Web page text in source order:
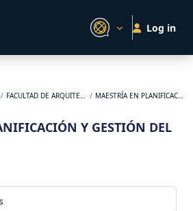
Log in
FACULTAD DE ARQUITECTURA, DISEÑO Y URBANISMO MAESTRÍA EN PLANIFICACIÓN Y GESTIÓN DEL TERRITORIO
Y GESTIÓN DEL